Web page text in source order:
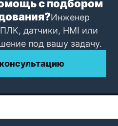
с подбором
Инженер
датчики, HMI или
под вашу задачу.